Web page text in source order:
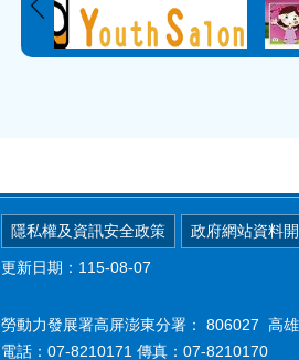
隱私權及資訊安全政策 政府網站資料
更新日期：115-08-07
勞動力發展署高屏澎東分署： 806027 高
電話：07-8210171 傳真：07-8210170